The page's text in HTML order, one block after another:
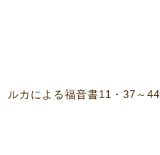
ルカによる福音書11・37～44